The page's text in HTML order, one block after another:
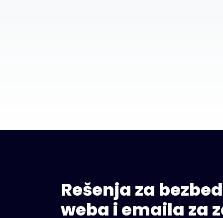
Rešenja za
weba i emaila za